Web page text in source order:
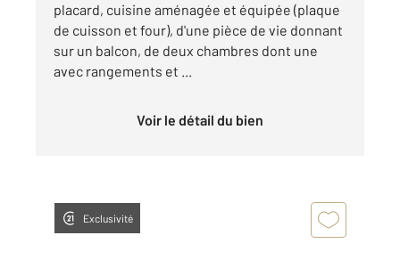
placard, cuisine aménagée et équipée (plaque
de cuisson et four), d'une pièce de vie donnant
sur un balcon, de deux chambres dont une
avec rangements et ...
Voir le détail du bien
Exclusivité